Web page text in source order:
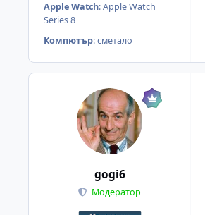
Apple Watch:Apple Watch
Series 8
Компютър:сметало
gogi6
Модератор